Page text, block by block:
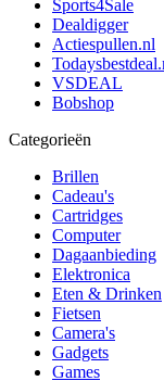
Sports4Sale
Dealdigger
Actiespullen.nl
VSDEAL
Bobshop
Categorieën
Brillen
Cadeau's
Cartridges
Computer
Dagaanbieding
Elektronica
Eten & Drinken
Fietsen
Camera's
Gadgets
Games